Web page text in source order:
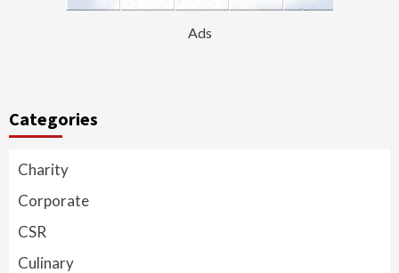
Ads
Categories
Charity
Corporate
CSR
Culinary